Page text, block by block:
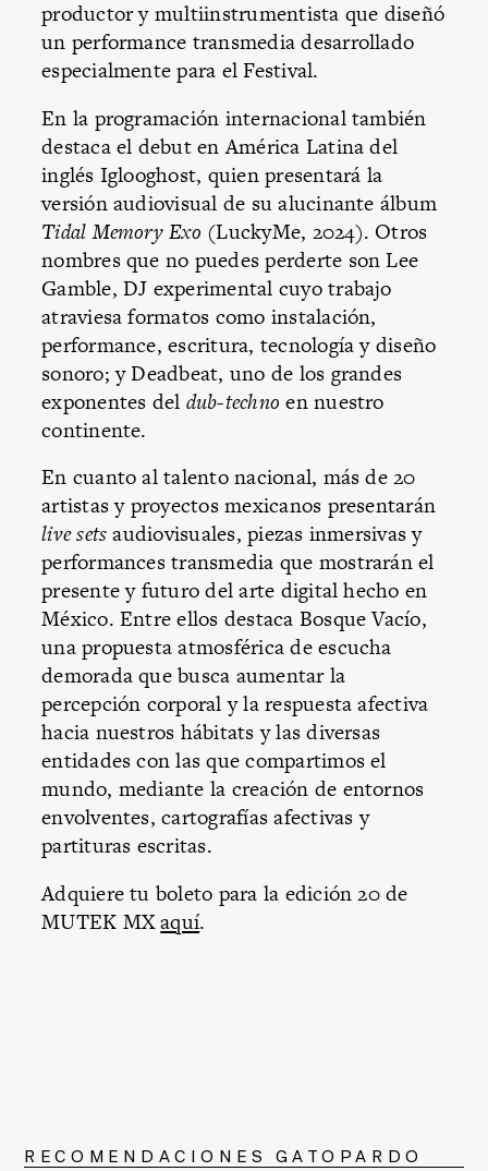
productor y multiinstrumentista que diseñó
un performance transmedia desarrollado
especialmente para el Festival.
En la programación internacional también
destaca el debut en América Latina del
inglés Iglooghost, quien presentará la
versión audiovisual de su alucinante álbum
Tidal Memory Exo (LuckyMe, 2024). Otros
nombres que no puedes perderte son Lee
Gamble, DJ experimental cuyo trabajo
atraviesa formatos como instalación,
performance, escritura, tecnología y diseño
sonoro; y Deadbeat, uno de los grandes
exponentes del dub-techno en nuestro
continente.
En cuanto al talento nacional, más de 20
artistas y proyectos mexicanos presentarán
live setsaudiovisuales, piezas inmersivas y
performances transmedia que mostrarán el
presente y futuro del arte digital hecho en
México. Entre ellos destaca Bosque Vacío,
una propuesta atmosférica de escucha
demorada que busca aumentar la
percepción corporal y la respuesta afectiva
hacia nuestros hábitats y las diversas
entidades con las que compartimos el
mundo, mediante la creación de entornos
envolventes, cartografías afectivas y
partituras escritas.
Adquiere tu boleto para la edición 20 de
MUTEK MXaquí.
RECOMENDACIONES GATOPARDO